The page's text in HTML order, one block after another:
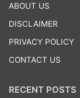
এবার ব্যক্তিগত
খোলসা করে বলা
অনুমানভিত্তিক।
ABOUT US
DISCLAIMER
PRIVACY POLICY
CONTACT US
RECENT POSTS